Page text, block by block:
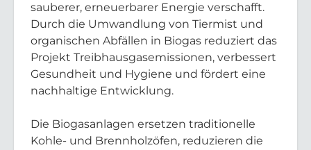
sauberer, erneuerbarer Energie verschafft.
Durch die Umwandlung von Tiermist und
organischen Abfällen in Biogas reduziert das
Projekt Treibhausgasemissionen, verbessert
Gesundheit und Hygiene und fördert eine
nachhaltige Entwicklung.
Die Biogasanlagen ersetzen traditionelle
Kohle- und Brennholzöfen, reduzieren die